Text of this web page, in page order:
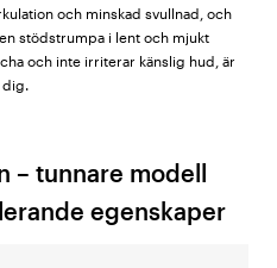
och minskad svullnad, och
stödstrumpa i lent och mjukt
och inte irriterar känslig hud, är
dig.
– tunnare modell
egenskaper